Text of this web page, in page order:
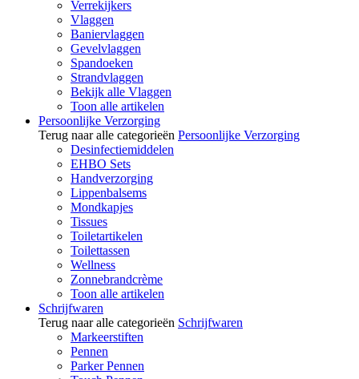
Verrekijkers
Vlaggen
Baniervlaggen
Gevelvlaggen
Spandoeken
Strandvlaggen
Bekijk alle Vlaggen
Toon alle artikelen
Persoonlijke Verzorging
Terug naar alle categorieën Persoonlijke Verzorging
Desinfectiemiddelen
EHBO Sets
Handverzorging
Lippenbalsems
Mondkapjes
Tissues
Toiletartikelen
Toilettassen
Wellness
Zonnebrandcrème
Toon alle artikelen
Schrijfwaren
Terug naar alle categorieën Schrijfwaren
Markeerstiften
Pennen
Parker Pennen